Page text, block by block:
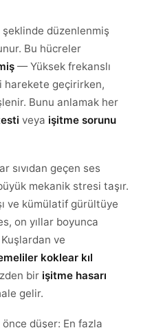
düzenlenmiş
Bu hücreler
— Yüksek frekanslı
harekete geçirirken,
Bunu anlamak her
veya işitme sorunu
sıvıdan geçen ses
mekanik stresi taşır.
ve kümülatif gürültüye
on yıllar boyunca
ve
koklear kıl
bir işitme hasarı
gelir.
önce düşer: En fazla